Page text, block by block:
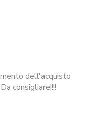
dell'acquisto
consigliare!!!!